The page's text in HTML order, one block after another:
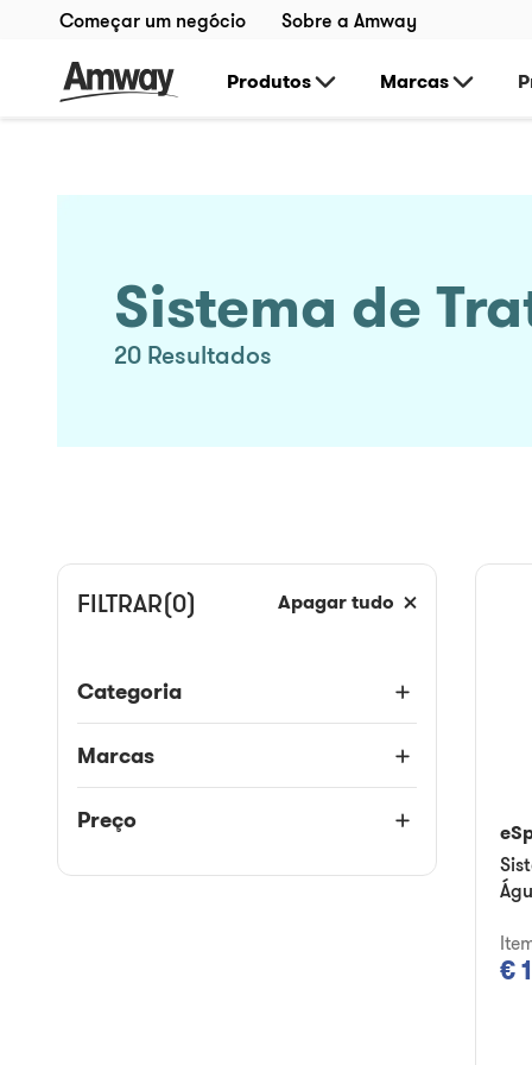
Começar um negócio Sobre a Amway
Produtos Marcas
Sistema de
20 Resultados
FILTRAR(0) Apagar tudo
Categoria
Marcas
Preço
€